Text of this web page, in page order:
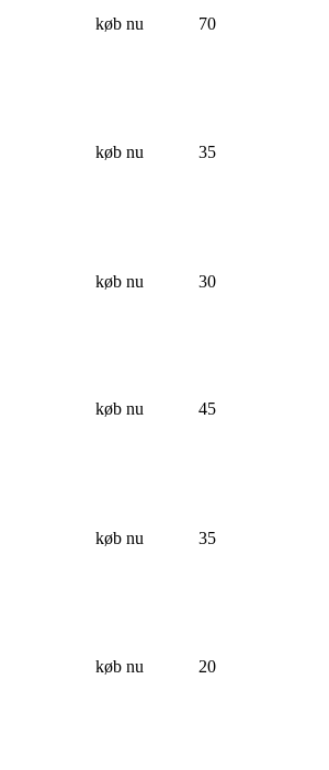
køb nu 70
køb nu 35
køb nu 30
køb nu 45
køb nu 35
køb nu 20